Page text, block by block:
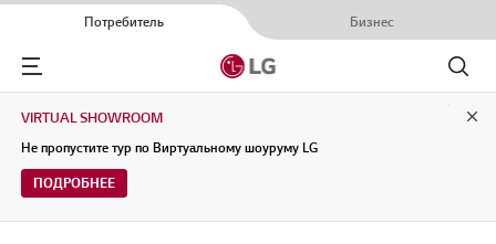
Потребитель Бизнес
Menu
Поиск
VIRTUAL SHOWROOM
Не пропустите тур по Виртуальному шоуруму LG
ПОДРОБНЕЕ